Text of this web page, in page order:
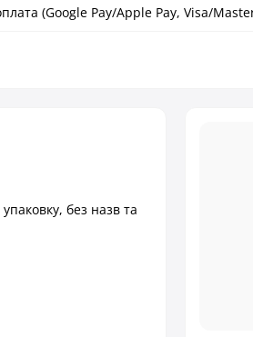
(Google Pay/Apple Pay, Visa/
без назв та